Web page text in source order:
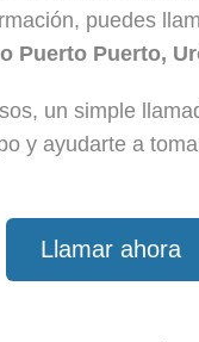
puedes
Puerto Puerto,
un simple
y ayudarte a
Llamar ahora